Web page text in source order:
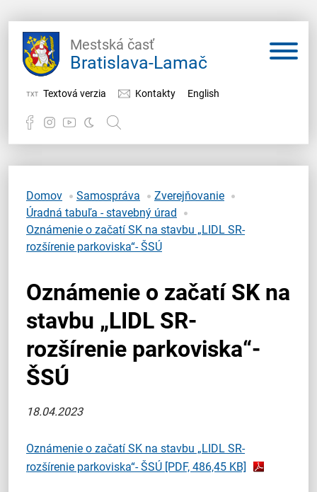
Mestská časť
Bratislava-Lamač
Textová verzia Kontakty English
Samospráva
Miestny úrad
O Lamači
Domov Samospráva
Zverejňovanie
Úradná tabuľa - stavebný úrad
Oznámenie o začatí SK na stavbu „LIDL SR-
rozšírenie parkoviska“- ŠSÚ
Oznámenie o začatí SK na
stavbu „LIDL SR-
rozšírenie parkoviska“-
ŠSÚ
18.04.2023
Oznámenie o začatí SK na stavbu „LIDL SR-
rozšírenie parkoviska“- ŠSÚ [PDF, 486,45 KB]